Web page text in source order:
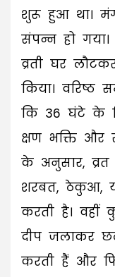
शुरू हुआ था।
संपन्न हो
व्रती घर
किया। वरिष्ठ
कि 36 घंटे के
क्षण भक्ति और
के अनुसार,
शरबत, ठेकुआ,
करती है। वहीं
दीप जलाकर
करती हैं और